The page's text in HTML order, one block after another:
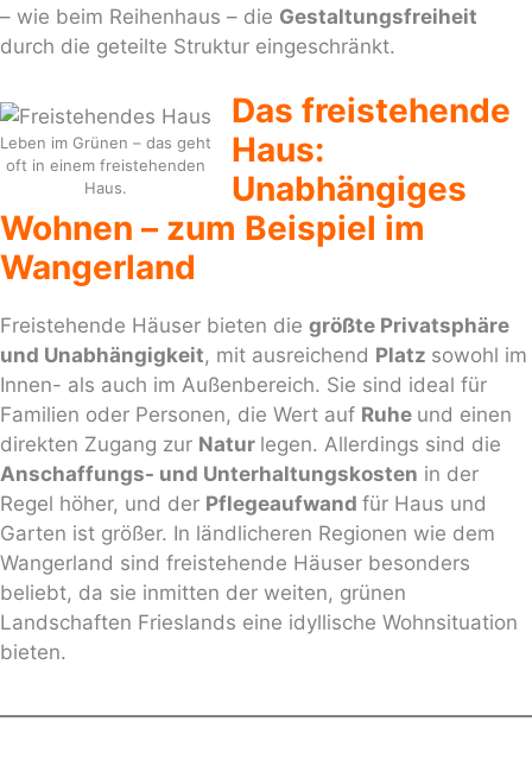
– wie beim Reihenhaus – die Gestaltungsfreiheit
durch die geteilte Struktur eingeschränkt.
Leben im Grünen – das geht
oft in einem freistehenden
Haus.
Das freistehende
Haus:
Unabhängiges
Wohnen – zum Beispiel im
Wangerland
Freistehende Häuser bieten die größte Privatsphäre
und Unabhängigkeit, mit ausreichend Platz sowohl im
Innen- als auch im Außenbereich. Sie sind ideal für
Familien oder Personen, die Wert auf Ruhe und einen
direkten Zugang zur Natur legen. Allerdings sind die
Anschaffungs- und Unterhaltungskosten in der
Regel höher, und der Pflegeaufwand für Haus und
Garten ist größer. In ländlicheren Regionen wie dem
Wangerland sind freistehende Häuser besonders
beliebt, da sie inmitten der weiten, grünen
Landschaften Frieslands eine idyllische Wohnsituation
bieten.